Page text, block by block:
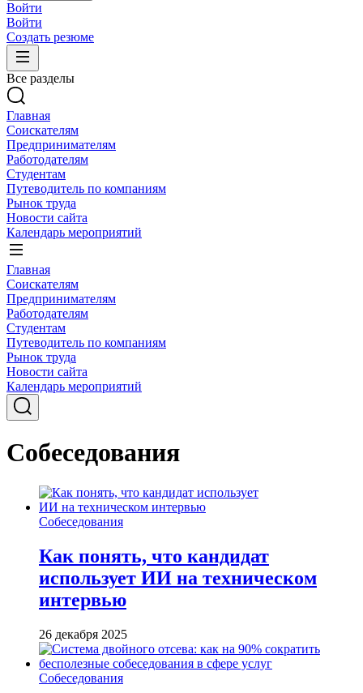
Войти
Войти
Создать резюме
Все разделы
Главная
Соискателям
Предпринимателям
Работодателям
Студентам
Путеводитель по компаниям
Рынок труда
Новости сайта
Календарь мероприятий
Главная
Соискателям
Предпринимателям
Работодателям
Студентам
Путеводитель по компаниям
Рынок труда
Новости сайта
Календарь мероприятий
Собеседования
Собеседования
Как понять, что кандидат
использует ИИ на техническом
интервью
26 декабря 2025
Собеседования